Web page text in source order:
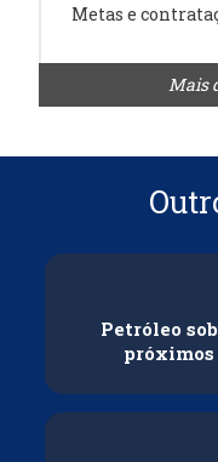
Metas e
Mais
Petróleo
próximos